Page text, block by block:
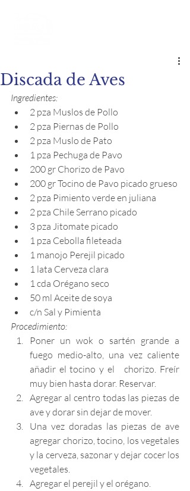
Discada de Aves
Ingredientes:
2 pza Muslos de Pollo
2 pza Piernas de Pollo
2 pza Muslo de Pato
1 pza Pechuga de Pavo
200 gr Chorizo de Pavo
200 gr Tocino de Pavo picado grueso
2 pza Pimiento verde en juliana
2 pza Chile Serrano picado
3 pza Jitomate picado
1 pza Cebolla fileteada
1 manojo Perejil picado
1 lata Cerveza clara
1 cda Orégano seco
50 ml Aceite de soya
c/n Sal y Pimienta
Procedimiento:
Poner un wok o sartén grande a
fuego medio-alto, una vez caliente
añadir el tocino y el   chorizo. Freír
muy bien hasta dorar. Reservar.
Agregar al centro todas las piezas de
ave y dorar sin dejar de mover.
Una vez doradas las piezas de ave
agregar chorizo, tocino, los vegetales
y la cerveza, sazonar y dejar cocer los
vegetales.
Agregar el perejil y el orégano.